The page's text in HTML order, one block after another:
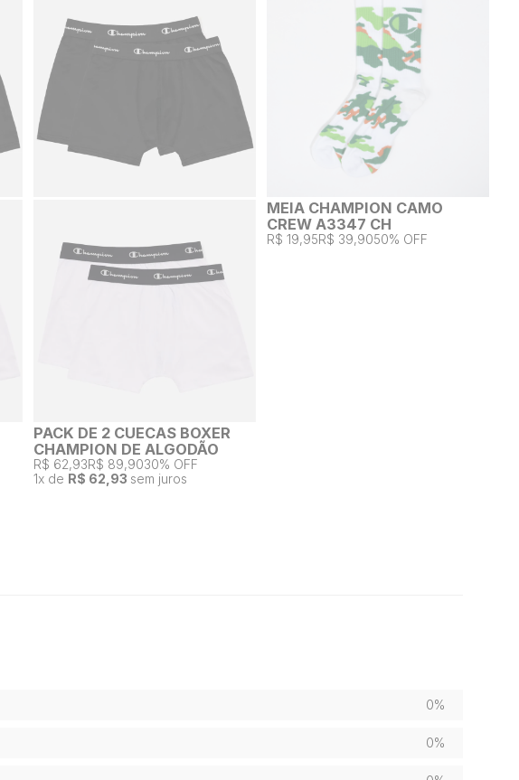
PACK DE 2 CUECAS BOXER
CHAMPION DE ALGODÃO
R$ 62,93R$ 89,9030% OFF
1x de R$ 62,93 sem juros
MEIA CHAMPION CAMO
CREW A3347 CH
R$ 19,95R$ 39,9050% OFF
0%
0%